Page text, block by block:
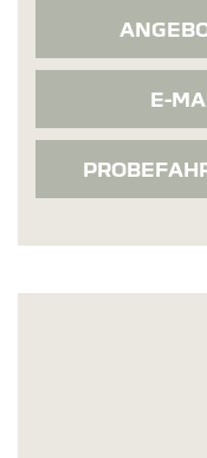
E-